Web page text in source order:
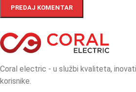
Coral electric - u službi kvaliteta,
korisnike.